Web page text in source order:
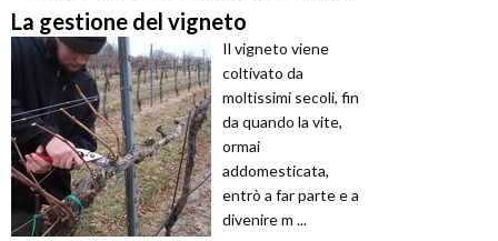
La gestione del vigneto
Il vigneto viene
coltivato da
moltissimi secoli, fin
da quando la vite,
ormai
addomesticata,
entrò a far parte e a
divenire m ...